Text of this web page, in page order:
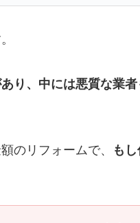
り、中には悪質な業者
のリフォームで、 も